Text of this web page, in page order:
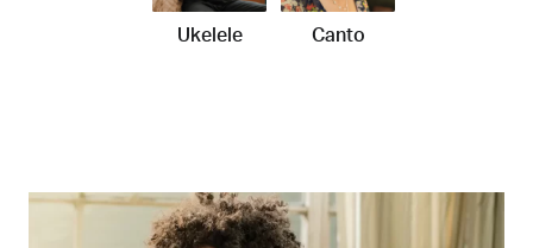
Ukelele Canto